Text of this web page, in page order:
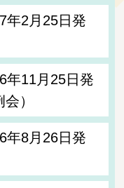
2月25日発
11月25日発
）
8月26日発